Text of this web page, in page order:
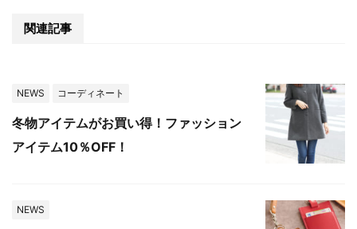
関連記事
NEWS コーディネート
冬物アイテムがお買い得！ファッション
アイテム10％OFF！
NEWS